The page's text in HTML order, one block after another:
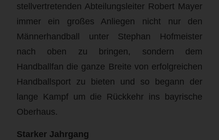
stellvertretenden Abteilungsleiter Robert Mayer
immer ein großes Anliegen nicht nur den
Männerhandball unter Stephan Hofmeister
nach oben zu bringen, sondern dem
Handballfan die ganze Breite von erfolgreichen
Handballsport zu bieten und so begann der
lange Kampf um die Rückkehr ins bayrische
Oberhaus.
Starker Jahrgang